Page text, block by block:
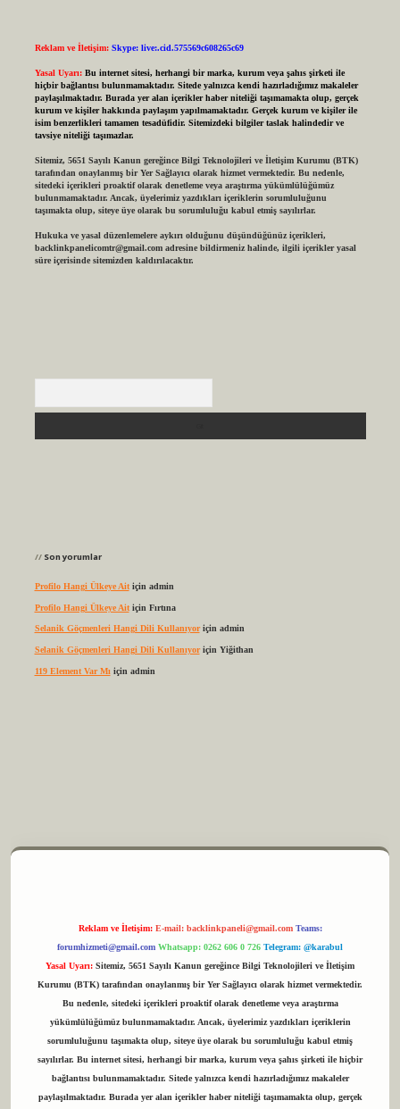
Reklam ve İletişim: Skype: live:.cid.575569c608265c69
Yasal Uyarı: Bu internet sitesi, herhangi bir marka, kurum veya şahıs şirketi ile
hiçbir bağlantısı bulunmamaktadır. Sitede yalnızca kendi hazırladığımız makaleler
paylaşılmaktadır. Burada yer alan içerikler haber niteliği taşımamakta olup, gerçek
kurum ve kişiler hakkında paylaşım yapılmamaktadır. Gerçek kurum ve kişiler ile
isim benzerlikleri tamamen tesadüfidir. Sitemizdeki bilgiler taslak halindedir ve
tavsiye niteliği taşımazlar.
Sitemiz, 5651 Sayılı Kanun gereğince Bilgi Teknolojileri ve İletişim Kurumu (BTK)
tarafından onaylanmış bir Yer Sağlayıcı olarak hizmet vermektedir. Bu nedenle,
sitedeki içerikleri proaktif olarak denetleme veya araştırma yükümlülüğümüz
bulunmamaktadır. Ancak, üyelerimiz yazdıkları içeriklerin sorumluluğunu
taşımakta olup, siteye üye olarak bu sorumluluğu kabul etmiş sayılırlar.
Hukuka ve yasal düzenlemelere aykırı olduğunu düşündüğünüz içerikleri,
backlinkpanelicomtr@gmail.comadresine bildirmeniz halinde, ilgili içerikler yasal
süre içerisinde sitemizden kaldırılacaktır.
Son yorumlar
Profilo Hangi Ülkeye Aitiçin admin
Profilo Hangi Ülkeye Aitiçin Fırtına
Selanik Göçmenleri Hangi Dili Kullanıyoriçin admin
Selanik Göçmenleri Hangi Dili Kullanıyoriçin Yiğithan
119 Element Var Mı için admin
Reklam ve İletişim: E-mail: backlinkpaneli@gmail.com Teams:
forumhizmeti@gmail.com Whatsapp: 0262 606 0 726 Telegram: @karabul
Yasal Uyarı: Sitemiz, 5651 Sayılı Kanun gereğince Bilgi Teknolojileri ve İletişim
Kurumu (BTK) tarafından onaylanmış bir Yer Sağlayıcı olarak hizmet vermektedir.
Bu nedenle, sitedeki içerikleri proaktif olarak denetleme veya araştırma
yükümlülüğümüz bulunmamaktadır. Ancak, üyelerimiz yazdıkları içeriklerin
sorumluluğunu taşımakta olup, siteye üye olarak bu sorumluluğu kabul etmiş
sayılırlar. Bu internet sitesi, herhangi bir marka, kurum veya şahıs şirketi ile hiçbir
bağlantısı bulunmamaktadır. Sitede yalnızca kendi hazırladığımız makaleler
paylaşılmaktadır. Burada yer alan içerikler haber niteliği taşımamakta olup, gerçek